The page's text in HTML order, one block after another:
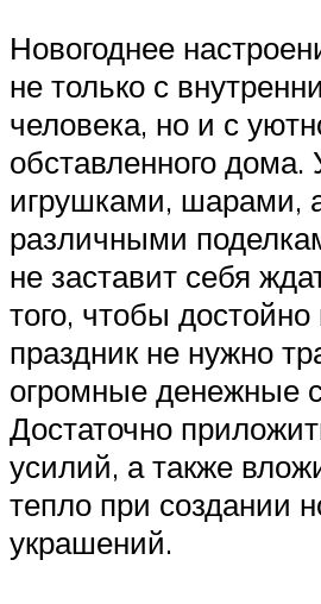
Новогоднее
не только с
человека, но и с
обставленного дома.
игрушками, шарами,
различными
не заставит себя
того, чтобы достойно
праздник не нужно
огромные денежные
Достаточно
усилий, а также
тепло при создании
украшений.